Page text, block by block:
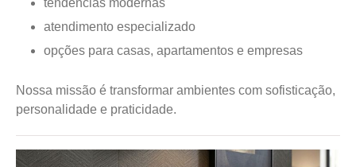
atendimento especializado
opções para casas, apartamentos e empresas
Nossa missão é transformar ambientes com sofisticação,
personalidade e praticidade.